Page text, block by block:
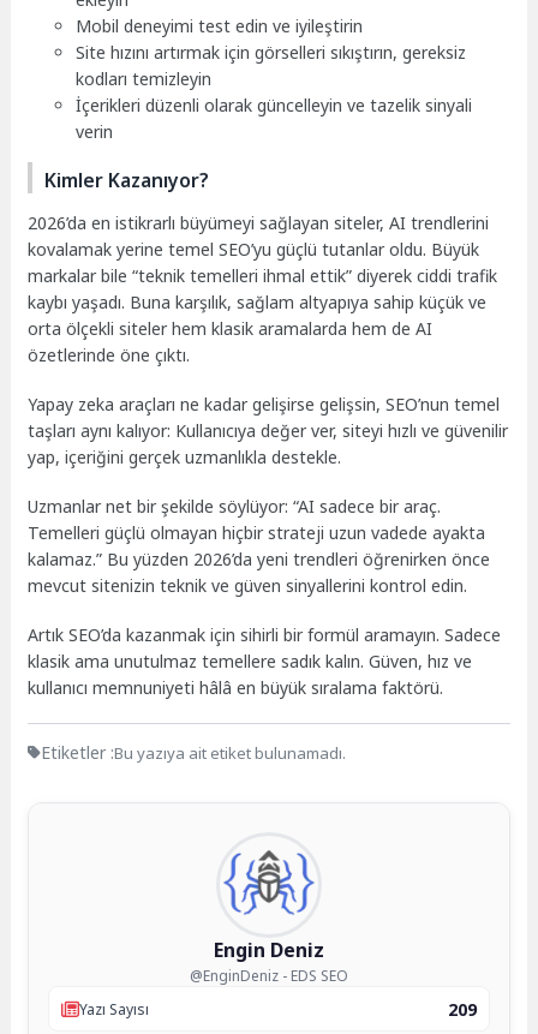
Mobil deneyimi test edin ve iyileştirin
Site hızını artırmak için görselleri sıkıştırın, gereksiz
kodları temizleyin
İçerikleri düzenli olarak güncelleyin ve tazelik sinyali
verin
Kimler Kazanıyor?
2026’da en istikrarlı büyümeyi sağlayan siteler, AI trendlerini
kovalamak yerine temel SEO’yu güçlü tutanlar oldu. Büyük
markalar bile “teknik temelleri ihmal ettik” diyerek ciddi trafik
kaybı yaşadı. Buna karşılık, sağlam altyapıya sahip küçük ve
orta ölçekli siteler hem klasik aramalarda hem de AI
özetlerinde öne çıktı.
Yapay zeka araçları ne kadar gelişirse gelişsin, SEO’nun temel
taşları aynı kalıyor: Kullanıcıya değer ver, siteyi hızlı ve güvenilir
yap, içeriğini gerçek uzmanlıkla destekle.
Uzmanlar net bir şekilde söylüyor: “AI sadece bir araç.
Temelleri güçlü olmayan hiçbir strateji uzun vadede ayakta
kalamaz.” Bu yüzden 2026’da yeni trendleri öğrenirken önce
mevcut sitenizin teknik ve güven sinyallerini kontrol edin.
Artık SEO’da kazanmak için sihirli bir formül aramayın. Sadece
klasik ama unutulmaz temellere sadık kalın. Güven, hız ve
kullanıcı memnuniyeti hâlâ en büyük sıralama faktörü.
Etiketler :Bu yazıya ait etiket bulunamadı.
Engin Deniz
@EnginDeniz - EDS SEO
Yazı Sayısı
209